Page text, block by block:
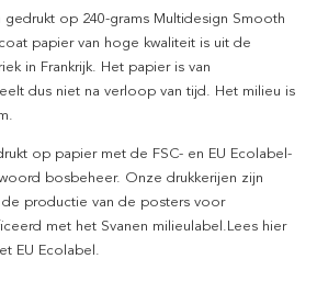
op 240-grams Multidesign Smooth
papier van hoge kwaliteit is uit de
in Frankrijk. Het papier is van
dus niet na verloop van tijd. Het milieu is
op papier met de FSC- en EU Ecolabel-
bosbeheer. Onze drukkerijen zijn
de productie van de posters voor
met het Svanen milieulabel.Lees hier
EU Ecolabel.